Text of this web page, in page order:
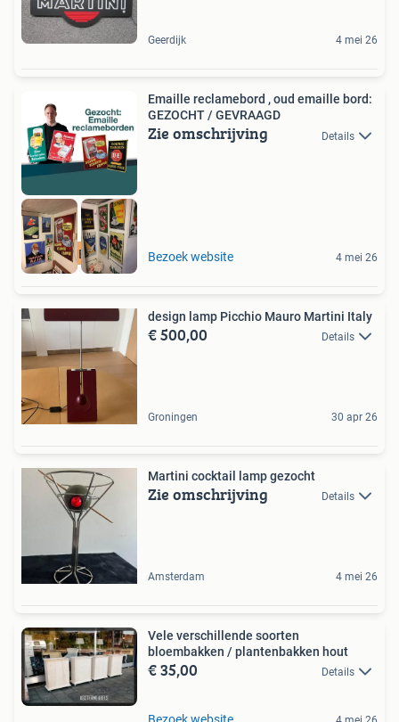
Geerdijk 4 mei 26
RECLAMEBORDEN
Emaille reclamebord , oud emaille bord:
GEZOCHT / GEVRAAGD
Zie omschrijving Details
Bezoek website 4 mei 26
design lamp Picchio Mauro Martini Italy
€ 500,00 Details
Groningen 30 apr 26
Martini cocktail lamp gezocht
Zie omschrijving Details
Amsterdam 4 mei 26
Vele verschillende soorten
bloembakken / plantenbakken hout
€ 35,00 Details